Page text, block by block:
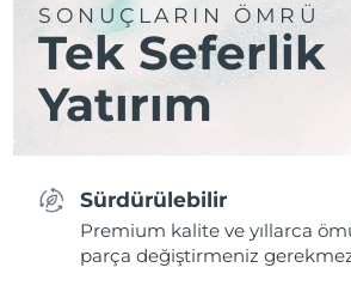
SONUÇLARIN ÖMRÜ
Tek Seferlik
Yatırım
Sürdürülebilir
Premium kalite ve yıllarca
parça değiştirmeniz